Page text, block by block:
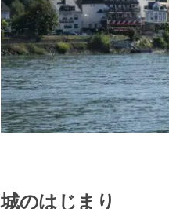
城のはじまり